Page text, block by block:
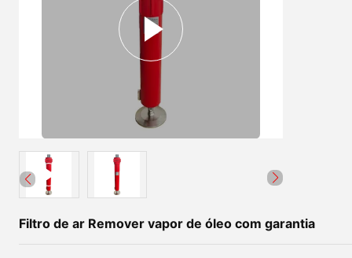
Filtro de ar Remover vapor de óleo com garantia